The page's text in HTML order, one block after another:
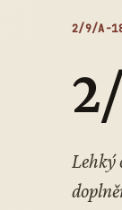
2/9/A-
Lehký